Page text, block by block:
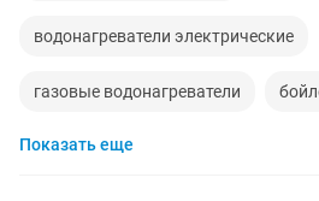
водонагреватели электрические
газовые водонагреватели
водонагреватели новые
Показать еще